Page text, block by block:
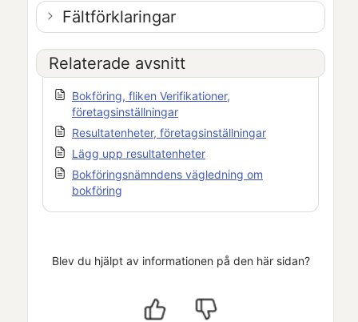
Fältförklaringar
Relaterade avsnitt
Bokföring, fliken Verifikationer,
företagsinställningar
Resultatenheter, företagsinställningar
Lägg upp resultatenheter
Bokföringsnämndens vägledning om
bokföring
Blev du hjälpt av informationen på den här sidan?